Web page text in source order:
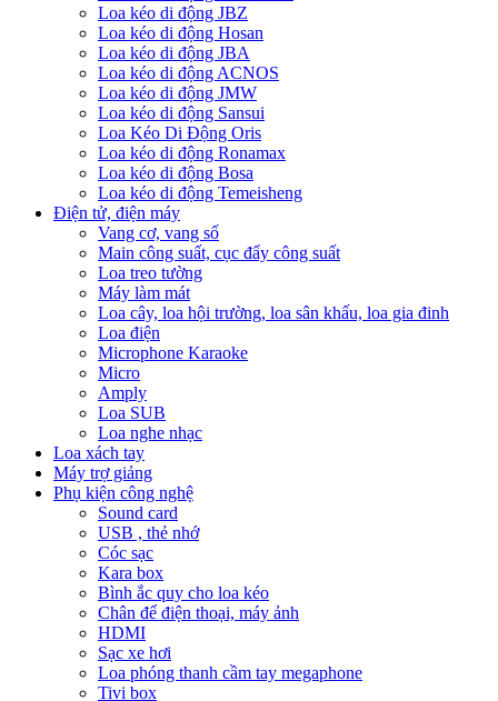
Loa kéo di động JBZ
Loa kéo di động Hosan
Loa kéo di động JBA
Loa kéo di động ACNOS
Loa kéo di động JMW
Loa kéo di động Sansui
Loa Kéo Di Động Oris
Loa kéo di động Ronamax
Loa kéo di động Bosa
Loa kéo di động Temeisheng
Điện tử, điện máy
Vang cơ, vang số
Main công suất, cục đẩy công suất
Loa treo tường
Máy làm mát
Loa cây, loa hội trường, loa sân khấu, loa gia đinh
Loa điện
Microphone Karaoke
Micro
Amply
Loa SUB
Loa nghe nhạc
Loa xách tay
Máy trợ giảng
Phụ kiện công nghệ
Sound card
USB , thẻ nhớ
Cóc sạc
Kara box
Bình ắc quy cho loa kéo
Chân để điện thoại, máy ảnh
HDMI
Sạc xe hơi
Loa phóng thanh cầm tay megaphone
Tivi box